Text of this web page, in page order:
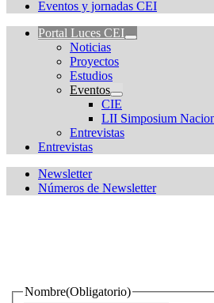
Eventos y jornadas CEI
Portal Luces CEI
Noticias
Proyectos
Estudios
Eventos
CIE
LII Simposium
Entrevistas
Entrevistas
Newsletter
Números de Newsletter
Nombre(Obligatorio)